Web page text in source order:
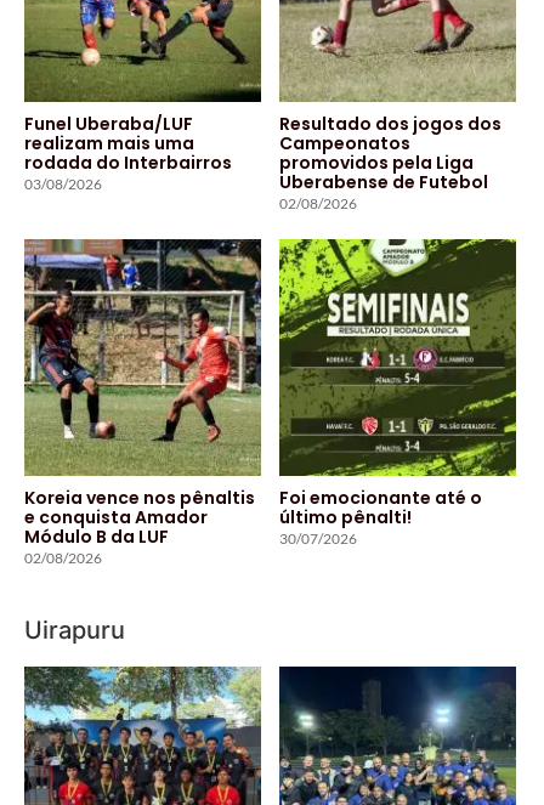
Funel Uberaba/LUF
realizam mais uma
rodada do Interbairros
03/08/2026
Resultado dos jogos dos
Campeonatos
promovidos pela Liga
Uberabense de Futebol
02/08/2026
Koreia vence nos pênaltis
e conquista Amador
Módulo B da LUF
02/08/2026
Foi emocionante até o
último pênalti!
30/07/2026
Uirapuru